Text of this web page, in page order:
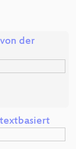
der